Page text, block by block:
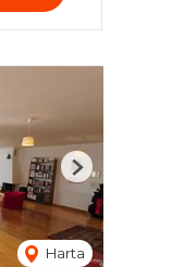
Harta
Next